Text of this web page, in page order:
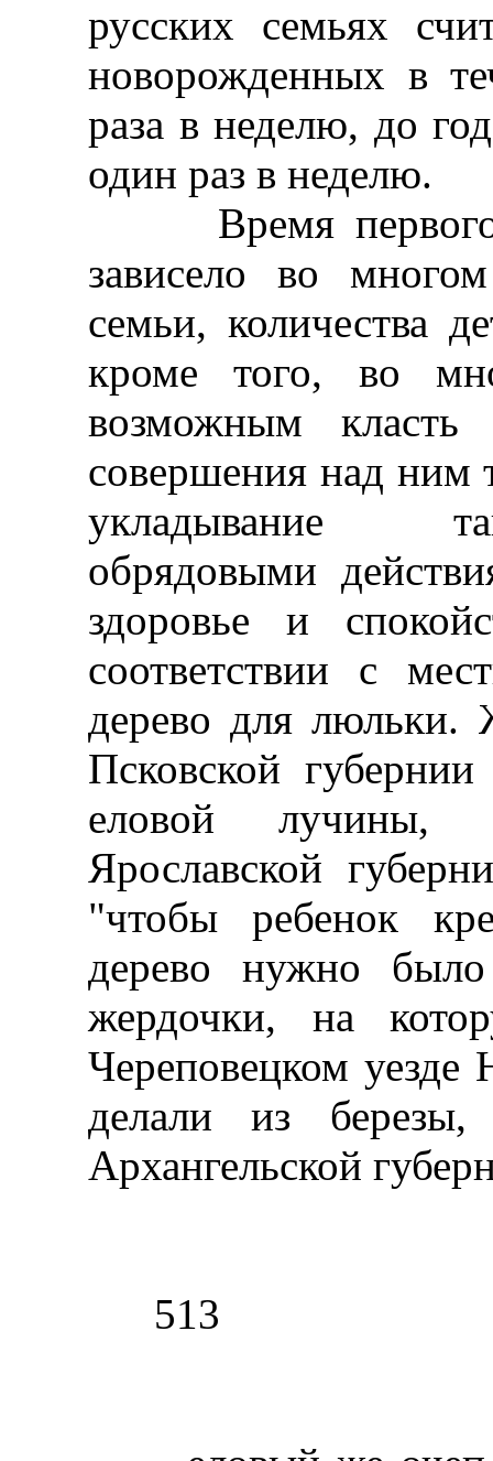
русских семьях
новорожденных в
раза в неделю, до
один раз в неделю.
Время первого
зависело во
семьи, количества
кроме того, во
возможным
совершения над ним
укладывание
обрядовыми
здоровье и
соответствии с
дерево для люльки.
Псковской
еловой лучины,
Ярославской
"чтобы ребенок
дерево нужно
жердочки, на
Череповецком уезде
делали из
Архангельской
513